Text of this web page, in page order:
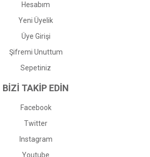
Hesabım
Yeni Üyelik
Üye Girişi
Şifremi Unuttum
Sepetiniz
BİZİ TAKİP EDİN
Facebook
Twitter
Instagram
Youtube